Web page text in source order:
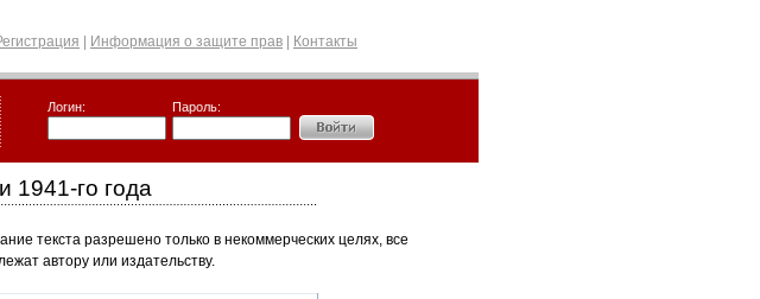
Информация о защите прав Контакты
Логин: Пароль:
1941-го года
текста разрешено только в некоммерческих целях, все
автору или издательству.